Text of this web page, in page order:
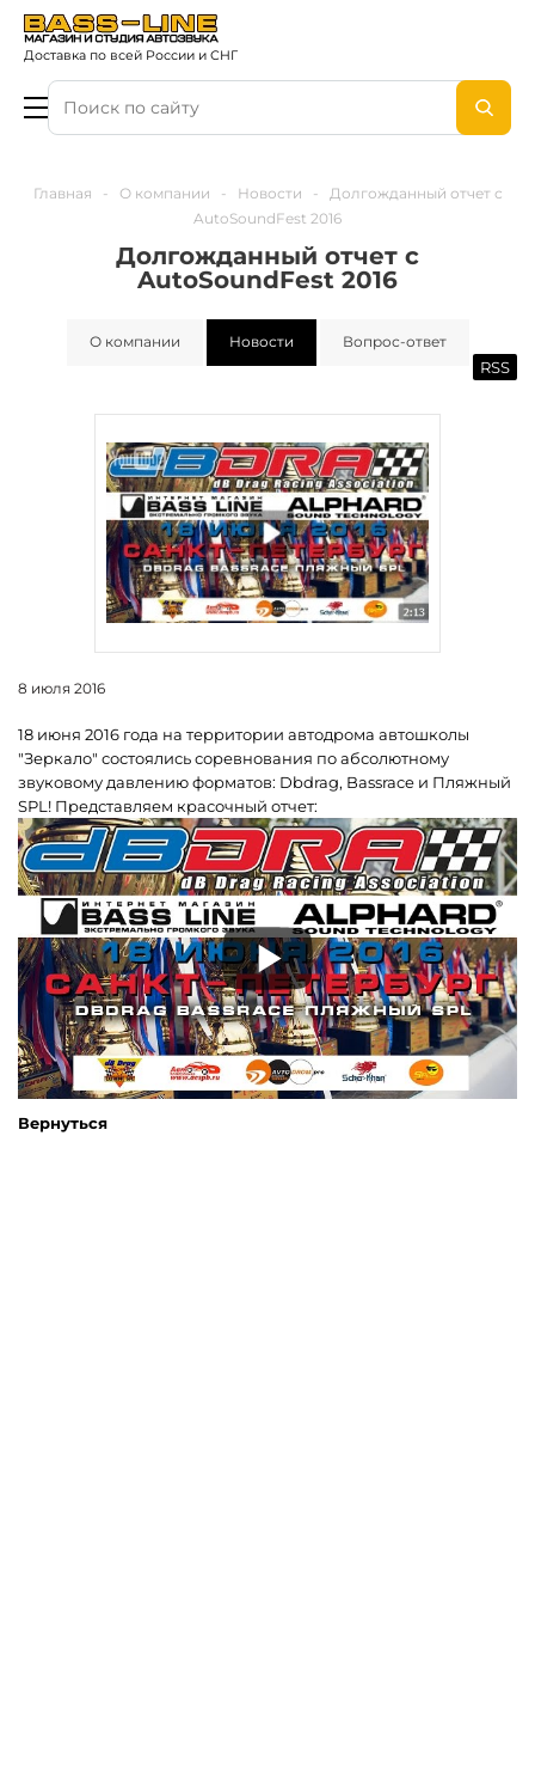
Доставка по всей России и СНГ
Главная - О компании - Новости -
Долгожданный отчет с
AutoSoundFest 2016
Долгожданный отчет с
AutoSoundFest 2016
О компании Новости Вопрос-ответ
RSS
8 июля 2016
18 июня 2016 года на территории автодрома автошколы
"Зеркало" состоялись соревнования по абсолютному
звуковому давлению форматов: Dbdrag, Bassrace и Пляжный
SPL! Представляем красочный отчет:
Вернуться